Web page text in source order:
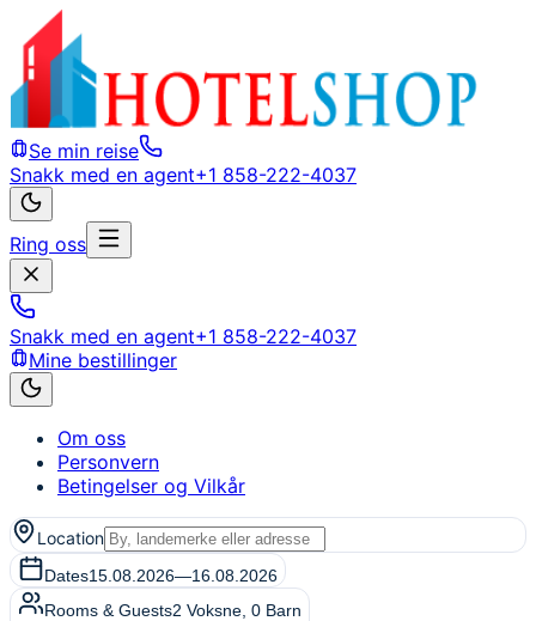
Se min reise
Snakk med en agent+1 858-222-4037
Ring oss
Snakk med en agent+1 858-222-4037
Mine bestillinger
Om oss
Personvern
Betingelser og Vilkår
Location
Dates15.08.2026—16.08.2026
Rooms & Guests2 Voksne 0 Barn